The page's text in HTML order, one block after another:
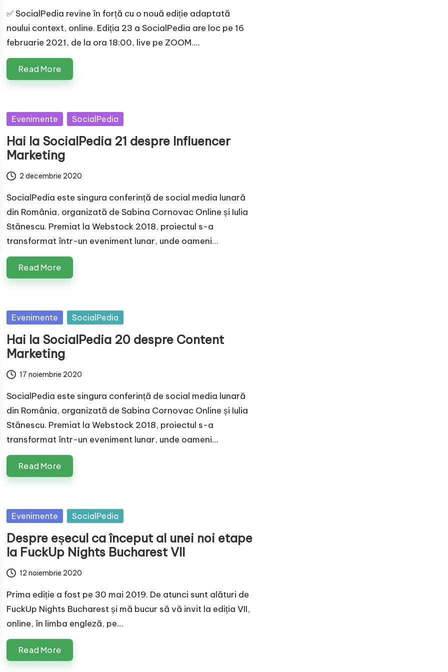
✅ SocialPedia revine în forță cu o nouă ediție adaptată
noului context, online. Ediția 23 a SocialPedia are loc pe 16
februarie 2021, de la ora 18:00, live pe ZOOM.…
Read More
Posted
Evenimente SocialPedia
Hai la SocialPedia 21 despre Influencer
Marketing
2 decembrie 2020
SocialPedia este singura conferință de social media lunară
din România, organizată de Sabina Cornovac Online și Iulia
Stănescu. Premiat la Webstock 2018, proiectul s-a
transformat într-un eveniment lunar, unde oameni…
Read More
Posted
Evenimente SocialPedia
Hai la SocialPedia 20 despre Content
Marketing
17 noiembrie 2020
SocialPedia este singura conferință de social media lunară
din România, organizată de Sabina Cornovac Online și Iulia
Stănescu. Premiat la Webstock 2018, proiectul s-a
transformat într-un eveniment lunar, unde oameni…
Read More
Posted
Evenimente SocialPedia
Despre eșecul ca început al unei noi etape
la FuckUp Nights Bucharest VII
12 noiembrie 2020
Prima ediție a fost pe 30 mai 2019. De atunci sunt alături de
FuckUp Nights Bucharest și mă bucur să vă invit la ediția VII,
online, în limba engleză, pe…
Read More